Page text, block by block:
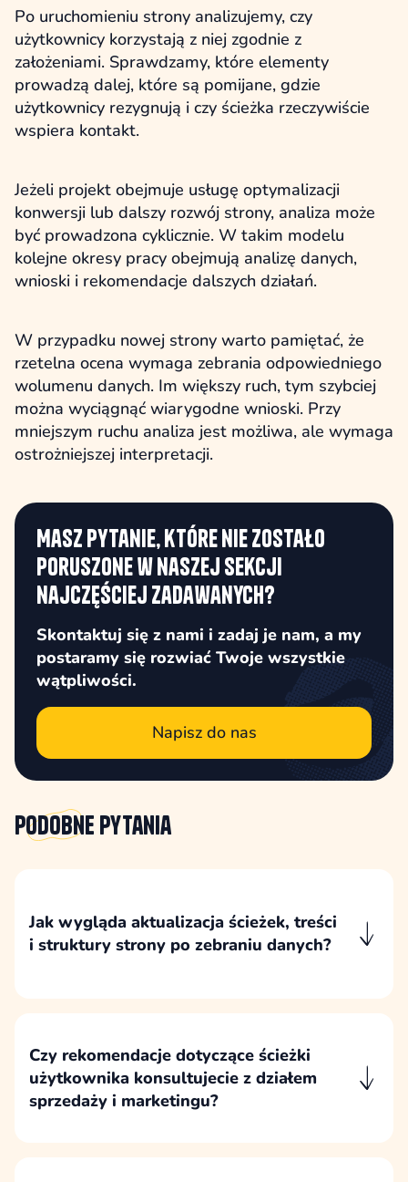
Po uruchomieniu strony analizujemy, czy
użytkownicy korzystają z niej zgodnie z
założeniami. Sprawdzamy, które elementy
prowadzą dalej, które są pomijane, gdzie
użytkownicy rezygnują i czy ścieżka rzeczywiście
wspiera kontakt.
Jeżeli projekt obejmuje usługę optymalizacji
konwersji lub dalszy rozwój strony, analiza może
być prowadzona cyklicznie. W takim modelu
kolejne okresy pracy obejmują analizę danych,
wnioski i rekomendacje dalszych działań.
W przypadku nowej strony warto pamiętać, że
rzetelna ocena wymaga zebrania odpowiedniego
wolumenu danych. Im większy ruch, tym szybciej
można wyciągnąć wiarygodne wnioski. Przy
mniejszym ruchu analiza jest możliwa, ale wymaga
ostrożniejszej interpretacji.
Masz pytanie, które nie zostało
poruszone w naszej sekcji
najczęściej zadawanych?
Skontaktuj się z nami i zadaj je nam, a my
postaramy się rozwiać Twoje wszystkie
wątpliwości.
Napisz do nas
Podobne pytania
Jak wygląda aktualizacja ścieżek, treści
i struktury strony po zebraniu danych?
strony, formularzach, CTA lub układzie sekcji.
Czy rekomendacje dotyczące ścieżki
użytkownika konsultujecie z działem
sprzedaży i marketingu?